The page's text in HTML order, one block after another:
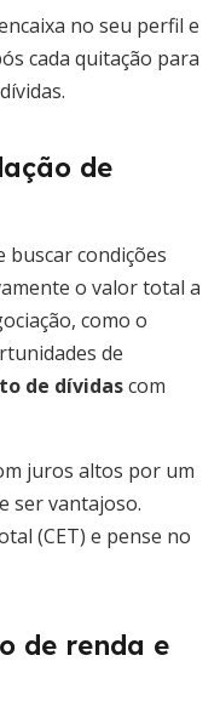
no seu perfil e
cada quitação para
de
buscar condições
o valor total a
como o
de
de dívidascom
juros altos por um
ser vantajoso.
(CET) e pense no
de renda e